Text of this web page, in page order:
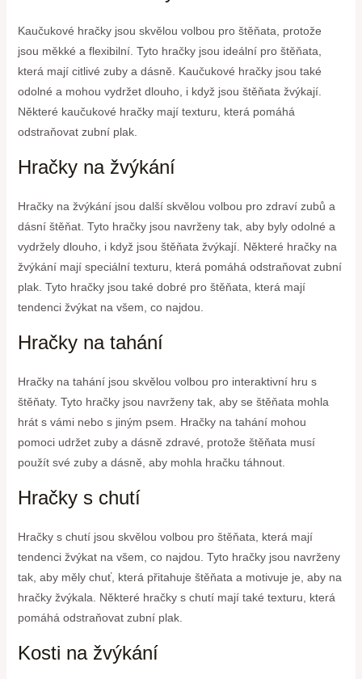
Kaučukové hračky jsou skvělou volbou pro štěňata, protože
jsou měkké a flexibilní. Tyto hračky jsou ideální pro štěňata,
která mají citlivé zuby a dásně. Kaučukové hračky jsou také
odolné a mohou vydržet dlouho, i když jsou štěňata žvýkají.
Některé kaučukové hračky mají texturu, která pomáhá
odstraňovat zubní plak.
Hračky na žvýkání
Hračky na žvýkání jsou další skvělou volbou pro zdraví zubů a
dásní štěňat. Tyto hračky jsou navrženy tak, aby byly odolné a
vydržely dlouho, i když jsou štěňata žvýkají. Některé hračky na
žvýkání mají speciální texturu, která pomáhá odstraňovat zubní
plak. Tyto hračky jsou také dobré pro štěňata, která mají
tendenci žvýkat na všem, co najdou.
Hračky na tahání
Hračky na tahání jsou skvělou volbou pro interaktivní hru s
štěňaty. Tyto hračky jsou navrženy tak, aby se štěňata mohla
hrát s vámi nebo s jiným psem. Hračky na tahání mohou
pomoci udržet zuby a dásně zdravé, protože štěňata musí
použít své zuby a dásně, aby mohla hračku táhnout.
Hračky s chutí
Hračky s chutí jsou skvělou volbou pro štěňata, která mají
tendenci žvýkat na všem, co najdou. Tyto hračky jsou navrženy
tak, aby měly chuť, která přitahuje štěňata a motivuje je, aby na
hračky žvýkala. Některé hračky s chutí mají také texturu, která
pomáhá odstraňovat zubní plak.
Kosti na žvýkání